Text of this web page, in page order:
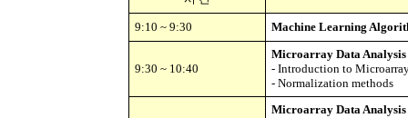
9:10 ~ 9:30 Machine Learning
9:30 ~ 10:40
Microarray Data
- Introduction to
- Normalization methods
Microarray Data